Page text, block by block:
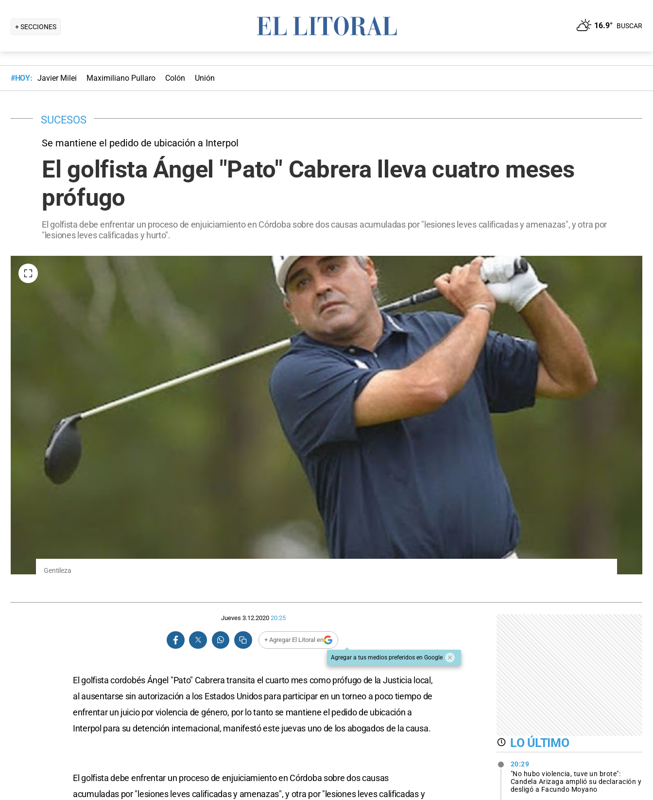
+ SECCIONES 16.9° BUSCAR
#HOY: Javier Milei Maximiliano Pullaro Colón Unión
SUCESOS
Se mantiene el pedido de ubicación a Interpol
El golfista Ángel "Pato" Cabrera lleva cuatro meses
prófugo
El golfista debe enfrentar un proceso de enjuiciamiento en Córdoba sobre dos causas acumuladas por "lesiones leves calificadas y amenazas", y otra por
"lesiones leves calificadas y hurto".
Gentileza
Jueves 3.12.2020 20:25
+ Agregar El Litoral en
Agregar a tus medios preferidos en Google
El golfista cordobés Ángel "Pato" Cabrera transita el cuarto mes como prófugo de la Justicia local,
al ausentarse sin autorización a los Estados Unidos para participar en un torneo a poco tiempo de
enfrentar un juicio por violencia de género, por lo tanto se mantiene el pedido de ubicación a
Interpol para su detención internacional, manifestó este juevas uno de los abogados de la causa.
El golfista debe enfrentar un proceso de enjuiciamiento en Córdoba sobre dos causas
acumuladas por "lesiones leves calificadas y amenazas", y otra por "lesiones leves calificadas y
LO ÚLTIMO
20:29
"No hubo violencia, tuve un brote":
Candela Arizaga amplió su declaración y
desligó a Facundo Moyano